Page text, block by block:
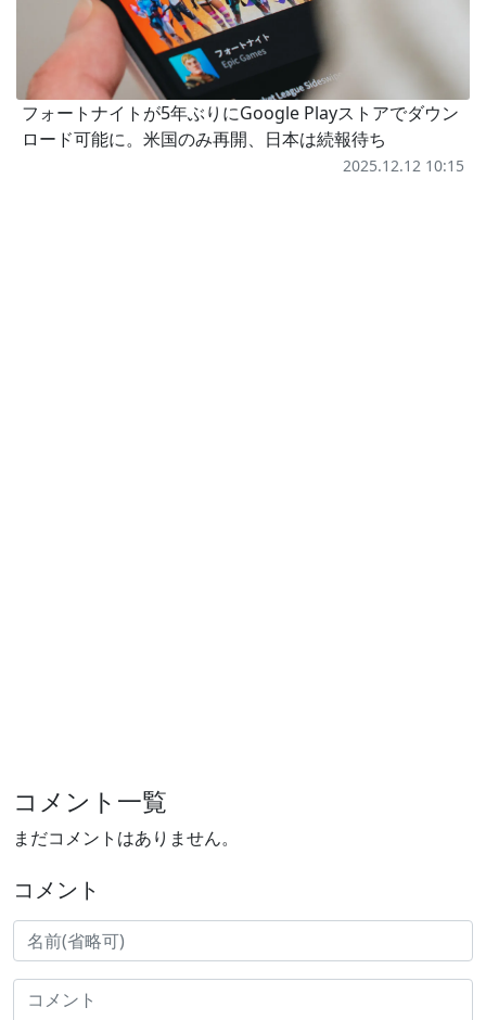
フォートナイトが5年ぶりにGoogle Playストアでダウン
ロード可能に。米国のみ再開、日本は続報待ち
2025.12.12 10:15
コメント一覧
まだコメントはありません。
コメント